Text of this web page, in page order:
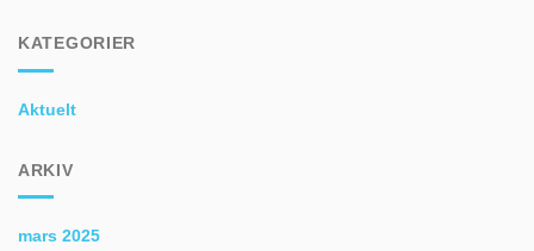
KATEGORIER
Aktuelt
ARKIV
mars 2025